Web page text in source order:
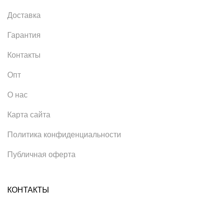
Доставка
Гарантия
Контакты
Опт
О нас
Карта сайта
Политика конфиденциальности
Публичная оферта
КОНТАКТЫ